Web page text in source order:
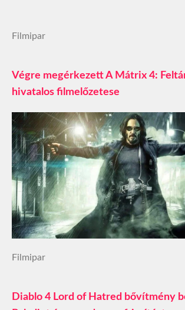
Filmipar
Végre megérkezett A Mátrix 4:
hivatalos filmelőzetese
Filmipar
Diablo 4 Lord of Hatred bővítmény